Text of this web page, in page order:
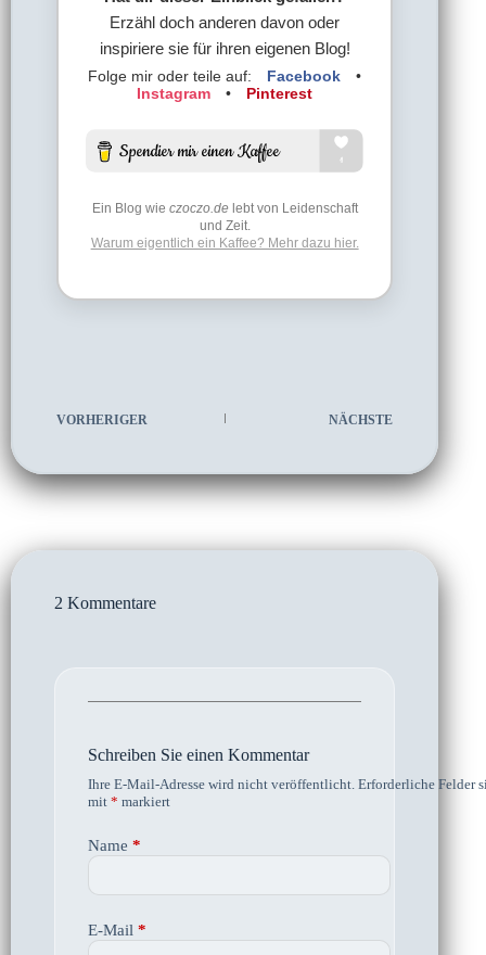
Erzähl doch anderen davon oder
inspiriere sie für ihren eigenen Blog!
Folge mir oder teile auf: Facebook
•
Instagram
• Pinterest
Ein Blog wie czoczo.delebt von Leidenschaft
und Zeit.
Warum eigentlich ein Kaffee? Mehr dazu hier.
VORHERIGER NÄCHSTE
2 Kommentare
Schreiben Sie einen Kommentar
Ihre E-Mail-Adresse wird nicht veröffentlicht. Erforderliche Felder
mit * markiert
Name *
E-Mail *